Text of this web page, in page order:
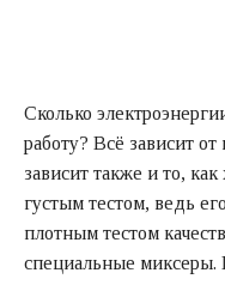
Сколько
работу? Всё зависит
зависит также и то, как
густым тестом, ведь
плотным тестом
специальные миксеры.